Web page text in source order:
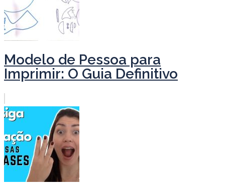
Modelo de Pessoa para
Imprimir: O Guia Definitivo